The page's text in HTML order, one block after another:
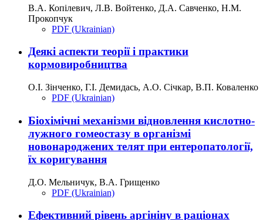
В.А. Копілевич, Л.В. Войтенко, Д.А. Савченко, Н.М.
Прокопчук
PDF (Ukrainian)
Деякі аспекти теорії і практики
кормовиробництва
О.І. Зінченко, Г.І. Демидась, А.О. Січкар, В.П. Коваленко
PDF (Ukrainian)
Біохімічні механізми відновлення кислотно-
лужного гомеостазу в організмі
новонароджених телят при ентеропатології,
їх коригування
Д.О. Мельничук, В.А. Грищенко
PDF (Ukrainian)
Ефективний рівень аргініну в раціонах